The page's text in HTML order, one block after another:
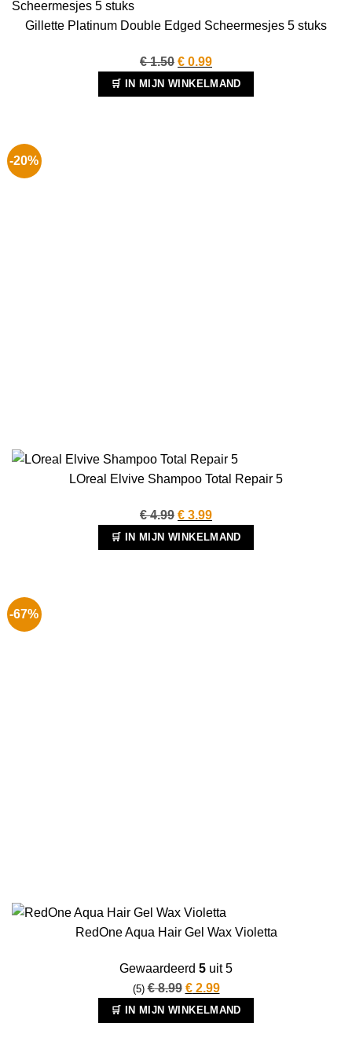
Gillette Platinum Double Edged Scheermesjes 5 stuks
€1.50 Oorspronkelijke
prijs
was:
€ 0.99Huidige
prijs
is:
🛒 IN MIJN WINKELMAND
-20%
LOreal Elvive Shampoo Total Repair 5
€4.99 Oorspronkelijke
prijs
was:
€ 3.99Huidige
prijs
is:
🛒 IN MIJN WINKELMAND
-67%
RedOne Aqua Hair Gel Wax Violetta
Gewaardeerd 5 uit 5
(5) €8.99 Oorspronkelijke
prijs
was:
€2.99Huidige
prijs
is:
🛒 IN MIJN WINKELMAND